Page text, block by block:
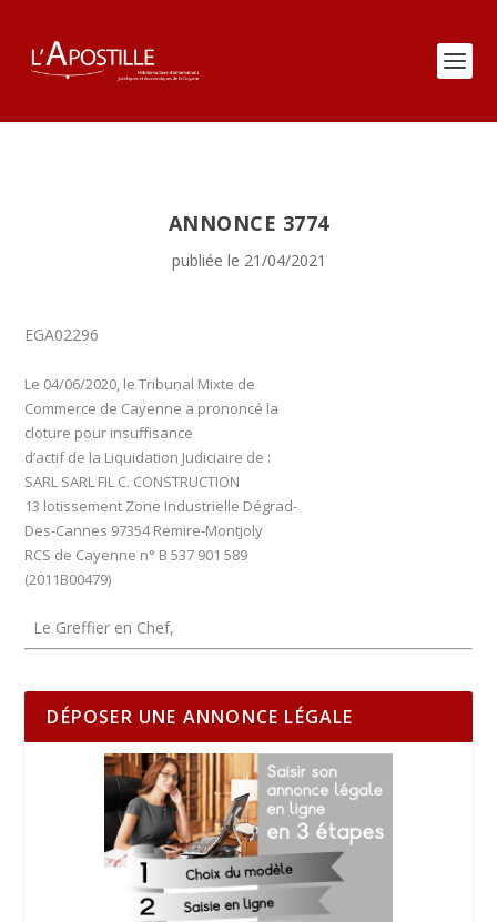
ANNONCE 3774
publiée le 21/04/2021
EGA02296
Le 04/06/2020, le Tribunal Mixte de
Commerce de Cayenne a prononcé la
cloture pour insuffisance
d’actif de la Liquidation Judiciaire de :
SARL SARL FIL C. CONSTRUCTION
13 lotissement Zone Industrielle Dégrad-
Des-Cannes 97354 Remire-Montjoly
RCS de Cayenne n° B 537 901 589
(2011B00479)
Le Greffier en Chef,
DÉPOSER UNE ANNONCE LÉGALE